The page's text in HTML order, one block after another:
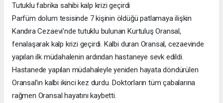
Tutuklu fabrika sahibi kalp krizi geçirdi
Parfüm dolum tesisinde 7 kişinin öldüğü patlamaya ilişkin
Kandıra Cezaevi’nde tutuklu bulunan Kurtuluş Oransal,
fenalaşarak kalp krizi geçirdi. Kalbi duran Oransal, cezaevinde
yapılan ilk müdahalenin ardından hastaneye sevk edildi.
Hastanede yapılan müdahaleyle yeniden hayata döndürülen
Oransal’ın kalbi ikinci kez durdu. Doktorların tüm çabalarına
rağmen Oransal hayatını kaybetti.